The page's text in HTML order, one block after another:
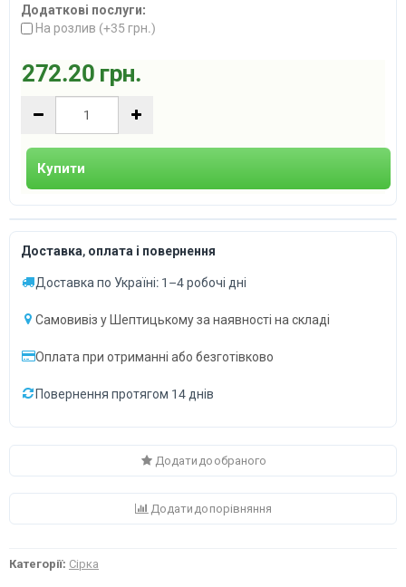
Додаткові послуги:
На розлив (+35 грн.)
272.20 грн.
Купити
Доставка, оплата і повернення
Доставка по Україні: 1–4 робочі дні
Самовивіз у Шептицькому за наявності на складі
Оплата при отриманні або безготівково
Повернення протягом 14 днів
Додати до обраного
Додати до порівняння
Категорії: Сірка